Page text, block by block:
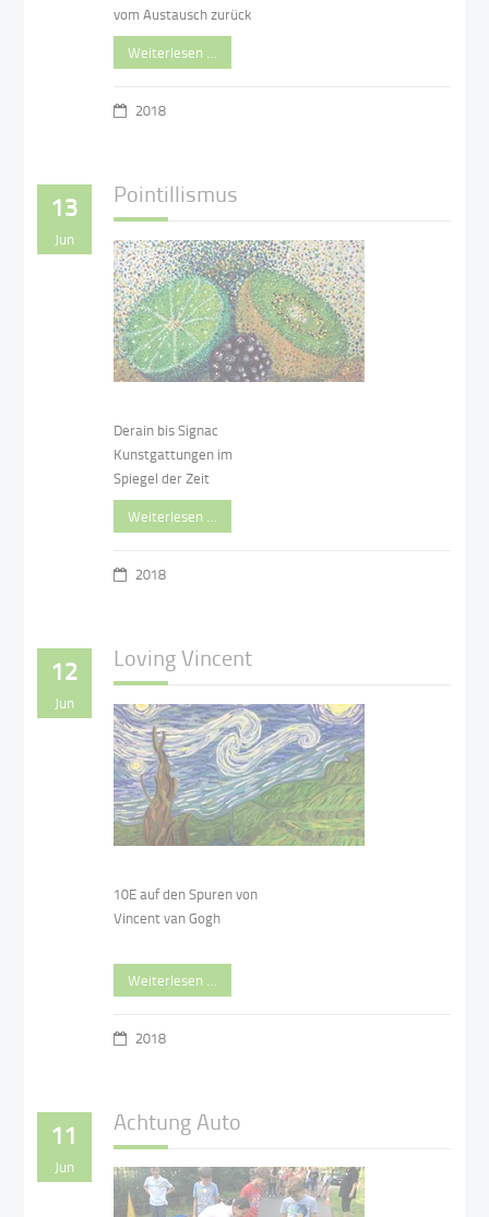
vom Austausch zurück
Weiterlesen …
2018
13
Jun
Pointillismus
Derain bis Signac
Kunstgattungen im
Spiegel der Zeit
Weiterlesen …
2018
12
Jun
Loving Vincent
10E auf den Spuren von
Vincent van Gogh
Weiterlesen …
2018
11
Jun
Achtung Auto